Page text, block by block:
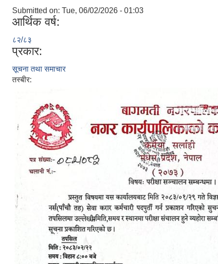
Submitted on: Tue, 06/02/2026 - 01:03
आर्थिक वर्ष:
८२/८३
प्रकार:
सूचना तथा समाचार
तस्बीर: